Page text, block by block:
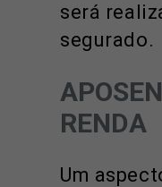
será
segurado.
RENDA
Um